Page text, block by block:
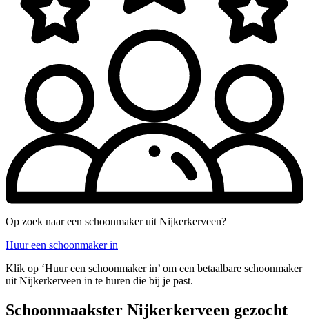
Op zoek naar een schoonmaker uit Nijkerkerveen?
Huur een schoonmaker in
Klik op ‘Huur een schoonmaker in’ om een betaalbare schoonmaker
uit Nijkerkerveen in te huren die bij je past.
Schoonmaakster Nijkerkerveen gezocht